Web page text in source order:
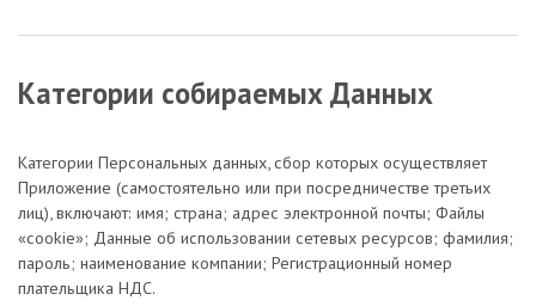
Категории собираемых Данных
Категории Персональных данных, сбор которых осуществляет
Приложение (самостоятельно или при посредничестве третьих
лиц), включают: имя; страна; aдрес электронной почты; Файлы
«cookie»; Данные об использовании сетевых ресурсов; фамилия;
пароль; наименование компании; Регистрационный номер
плательщика НДС.